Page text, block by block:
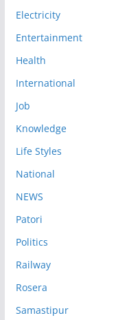
Electricity
Entertainment
Health
International
Job
Knowledge
Life Styles
National
NEWS
Patori
Politics
Railway
Rosera
Samastipur